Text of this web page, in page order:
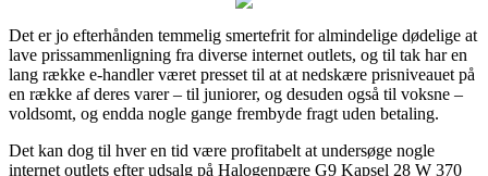
Det er jo efterhånden temmelig smertefrit for almindelige dødelige at
lave prissammenligning fra diverse internet outlets, og til tak har en
lang række e-handler været presset til at at nedskære prisniveauet på
en række af deres varer – til juniorer, og desuden også til voksne –
voldsomt, og endda nogle gange frembyde fragt uden betaling.
Det kan dog til hver en tid være profitabelt at undersøge nogle
internet outlets efter udsalg på Halogenpære G9 Kapsel 28 W 370